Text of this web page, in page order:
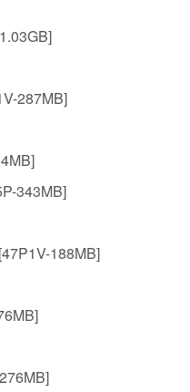
287MB]
343MB]
188MB]